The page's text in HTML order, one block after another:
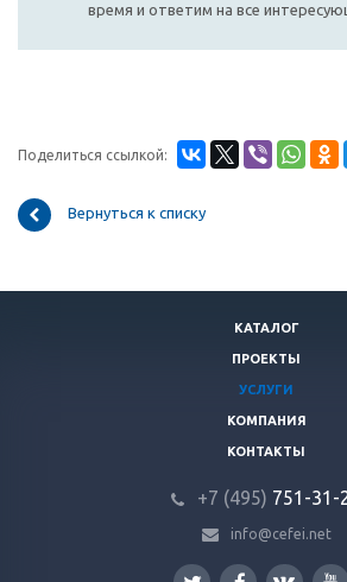
время и ответим на все
Поделиться ссылкой:
Вернуться к списку
КАТАЛОГ
ПРОЕКТЫ
УСЛУГИ
КОМПАНИЯ
КОНТАКТЫ
+7 (495) 751-31 -
info@cefei.net